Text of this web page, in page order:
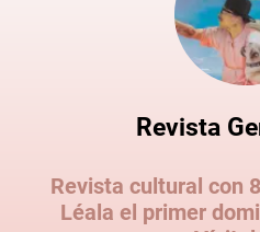
Revista
Revista cultural con
Léala el primer